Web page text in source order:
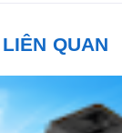
LIÊN QUAN